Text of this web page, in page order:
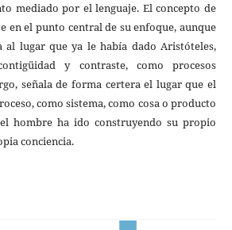
mediado por el lenguaje. El concepto de
en el punto central de su enfoque, aunque
al lugar que ya le había dado Aristóteles,
y contraste, como procesos
señala de forma certera el lugar que el
como sistema, como cosa o producto
hombre ha ido construyendo su propio
conciencia.